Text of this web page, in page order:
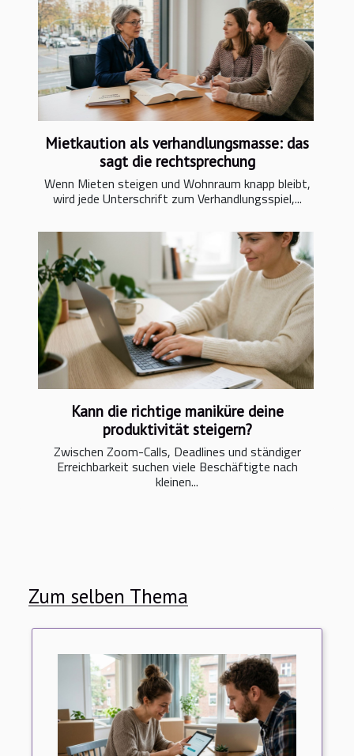
Mietkaution als verhandlungsmasse: das
sagt die rechtsprechung
Wenn Mieten steigen und Wohnraum knapp bleibt,
wird jede Unterschrift zum Verhandlungsspiel,...
Kann die richtige maniküre deine
produktivität steigern?
Zwischen Zoom-Calls, Deadlines und ständiger
Erreichbarkeit suchen viele Beschäftigte nach
kleinen...
Zum selben Thema